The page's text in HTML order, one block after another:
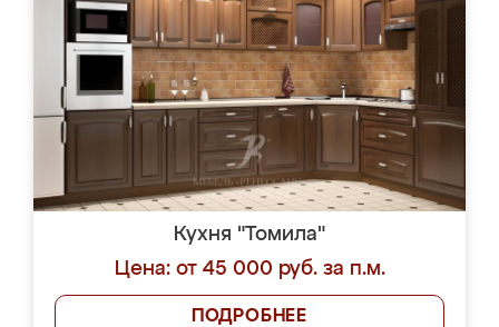
Кухня "Томила"
Цена: от 45 000 руб. за п.м.
ПОДРОБНЕЕ